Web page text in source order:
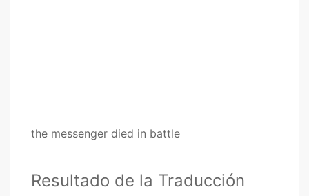
the messenger died in battle
Resultado de la Traducción